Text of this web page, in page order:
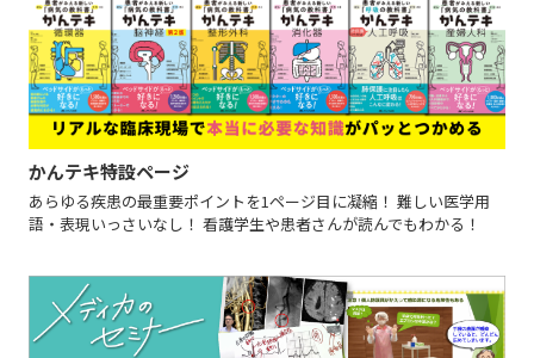
かんテキ特設ページ
あらゆる疾患の最重要ポイントを1ページ目に凝縮！ 難しい医学用
語・表現いっさいなし！ 看護学生や患者さんが読んでもわかる！